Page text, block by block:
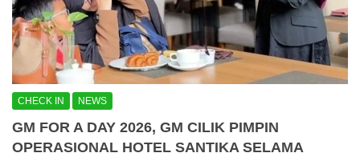
CHECK IN NEWS
GM FOR A DAY 2026, GM CILIK PIMPIN
OPERASIONAL HOTEL SANTIKA SELAMA